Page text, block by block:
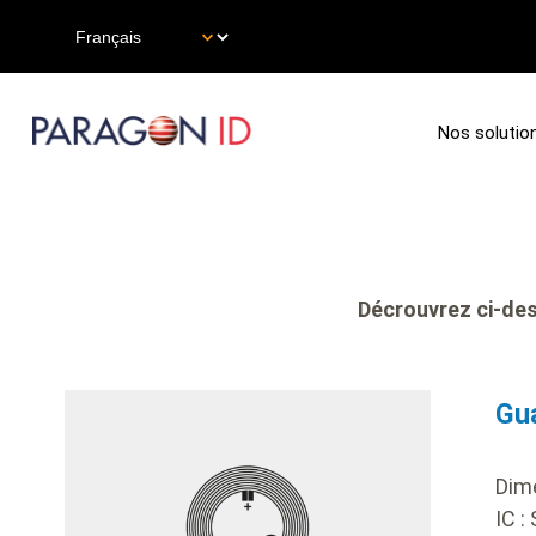
contenu
principal
Select
your
Nos
Décrouvrez ci-
IC :